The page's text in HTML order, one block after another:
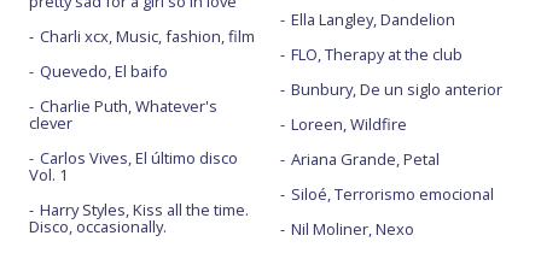
Charli xcx, Music, fashion, film
Quevedo, El baifo
Charlie Puth, Whatever's
clever
Carlos Vives, El último disco
Vol. 1
Harry Styles, Kiss all the time.
Disco, occasionally.
Ella Langley, Dandelion
FLO, Therapy at the club
Bunbury, De un siglo anterior
Loreen, Wildfire
Ariana Grande, Petal
Siloé, Terrorismo emocional
Nil Moliner, Nexo